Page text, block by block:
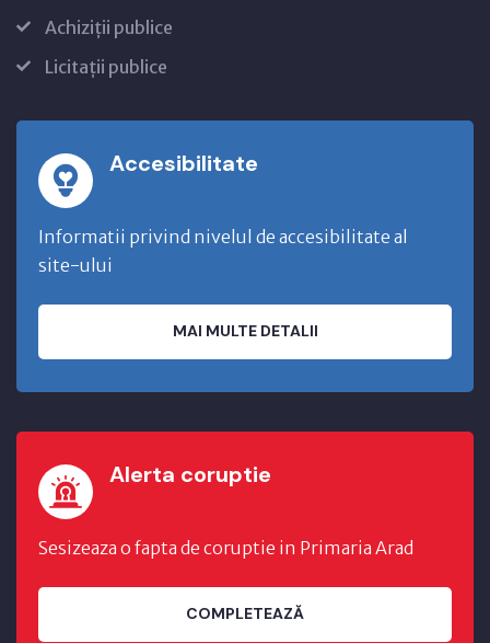
Achiziții publice
Licitații publice
Accesibilitate
Informatii privind nivelul de accesibilitate al
site-ului
MAI MULTE DETALII
Alerta coruptie
Sesizeaza o fapta de coruptie in Primaria Arad
COMPLETEAZĂ